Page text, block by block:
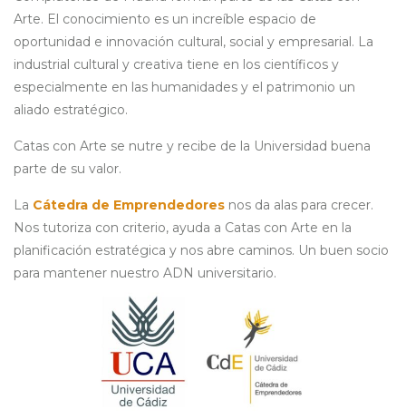
Arte. El conocimiento es un increíble espacio de
oportunidad e innovación cultural, social y empresarial. La
industrial cultural y creativa tiene en los científicos y
especialmente en las humanidades y el patrimonio un
aliado estratégico.
Catas con Arte se nutre y recibe de la Universidad buena
parte de su valor.
La Cátedra de Emprendedores nos da alas para crecer.
Nos tutoriza con criterio, ayuda a Catas con Arte en la
planificación estratégica y nos abre caminos. Un buen socio
para mantener nuestro ADN universitario.